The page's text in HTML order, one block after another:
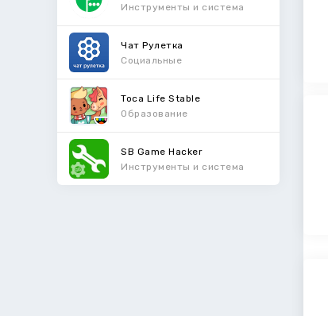
Инструменты и система
Чат Рулетка
Социальные
Toca Life Stable
Образование
SB Game Hacker
Инструменты и система